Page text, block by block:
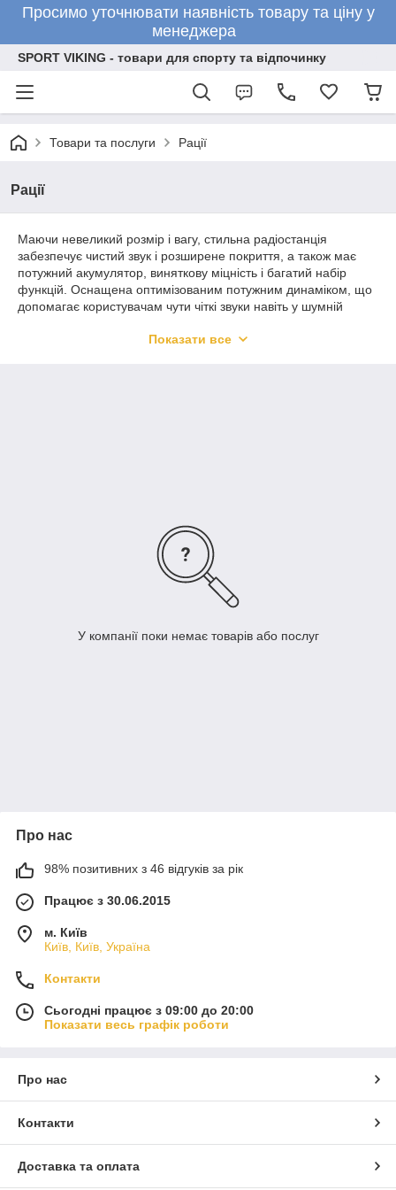
Просимо уточнювати наявність товару та ціну у
менеджера
SPORT VIKING - товари для спорту та відпочинку
Товари та послуги Рації
Рації
Маючи невеликий розмір і вагу, стильна радіостанція
забезпечує чистий звук і розширене покриття, а також має
потужний акумулятор, виняткову міцність і багатий набір
функцій. Оснащена оптимізованим потужним динаміком, що
допомагає користувачам чути чіткі звуки навіть у шумній
використовується для відведення води, що попадає в
Показати все
У компанії поки немає товарів або послуг
Про нас
98% позитивних з 46 відгуків за рік
Працює з 30.06.2015
м. Київ
Київ, Київ, Україна
Контакти
Сьогодні працює з 09:00 до 20:00
Показати весь графік роботи
Про нас
Контакти
Доставка та оплата